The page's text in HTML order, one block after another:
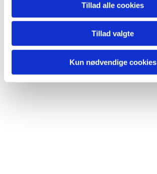
Tillad alle cookies
Tillad valgte
Kun nødvendige cookies